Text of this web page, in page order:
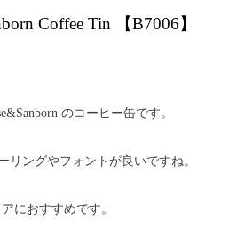
Coffee Tin 【B7006】
のコーヒー缶です。
リングやフォントが良いですね。
におすすめです。